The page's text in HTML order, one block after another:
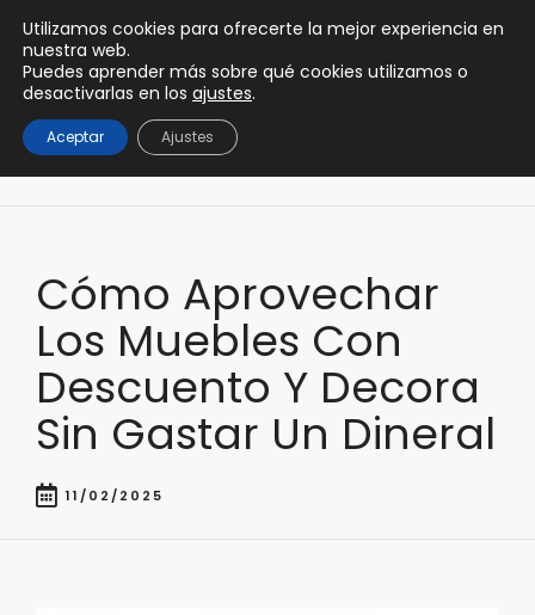
0,00€
Cómo Aprovechar
Los Muebles Con
Descuento Y Decora
Sin Gastar Un Dineral
11/02/2025
Utilizamos cookies para ofrecerte la mejor experiencia en
nuestra web.
Puedes aprender más sobre qué cookies utilizamos o
desactivarlas en los ajustes.
Aceptar Ajustes